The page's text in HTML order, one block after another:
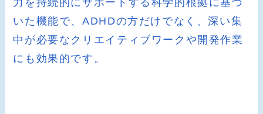
いた機能で、ADHDの方だけでなく、深い集
中が必要なクリエイティブワークや開発作業
にも効果的です。